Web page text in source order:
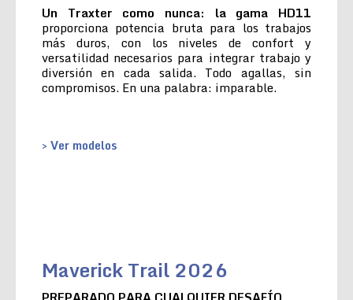
Un Traxter como nunca: la gama HD11
proporciona potencia bruta para los trabajos
más duros, con los niveles de confort y
versatilidad necesarios para integrar trabajo y
diversión en cada salida. Todo agallas, sin
compromisos. En una palabra: imparable.
> Ver modelos
Maverick Trail 2026